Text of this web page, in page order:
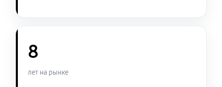
8
лет на рынке